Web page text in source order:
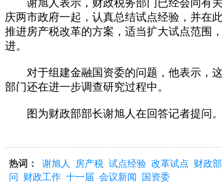
谢旭人表示，财政税务部门已经会同有
庆两市政府一起，认真总结试点经验，并在
推进房产税改革的方案，适当扩大试点范围
进。
对于组建金融国资委的问题，他表示，
部门还在进一步调查研究过程中。
图为财政部部长谢旭人在回答记者提问
热词： 谢旭人 房产税 试点经验 改革试点
财政
问
财政工作 十一届 会议新闻 国资委